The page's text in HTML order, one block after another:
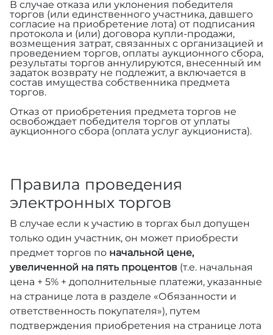
В случае отказа или уклонения победителя
торгов (или единственного участника, давшего
согласие на приобретение лота) от подписания
протокола и (или) договора купли-продажи,
возмещения затрат, связанных с организацией и
проведением торгов, оплаты аукционного сбора,
результаты торгов аннулируются, внесенный им
задаток возврату не подлежит, а включается в
состав имущества собственника предмета
торгов.
Отказ от приобретения предмета торгов не
освобождает победителя торгов от уплаты
аукционного сбора (оплата услуг аукциониста).
Правила проведения
электронных торгов
В случае если к участию в торгах был допущен
только один участник, он может приобрести
предмет торгов по начальной цене,
увеличенной на пять процентов (т.е. начальная
цена + 5% + дополнительные платежи, указанные
на странице лота в разделе «Обязанности и
ответственность покупателя»), путем
подтверждения приобретения на странице лота